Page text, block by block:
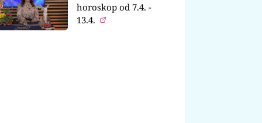
horoskop od 7.4. -
13.4.